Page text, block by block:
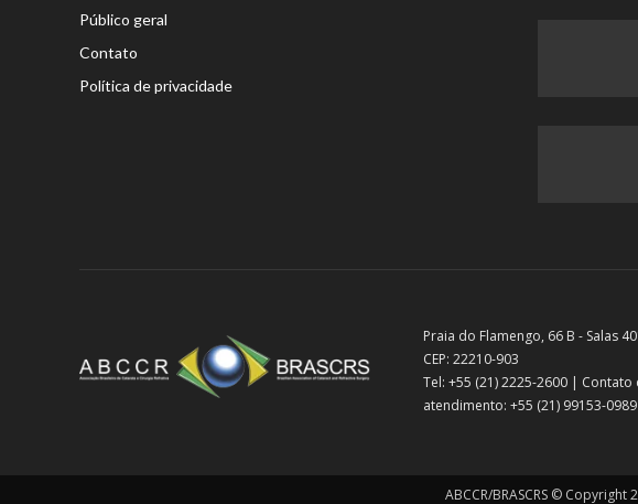
Público geral
Contato
Política de privacidade
Praia do Flamengo, 66 B - Salas
CEP: 22210-903
Tel: +55 (21) 2225-2600 |
atendimento: +55 (21) 99153-0989
ABCCR/BRASCRS ©